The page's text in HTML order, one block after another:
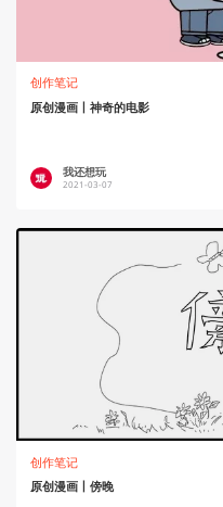
创作笔记
原创漫画丨神奇的电影
我还想玩
2021-03-07
创作笔记
原创漫画丨傍晚